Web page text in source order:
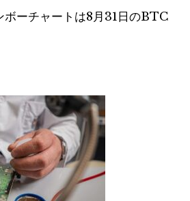
ボーチャートは8月31日のBTC